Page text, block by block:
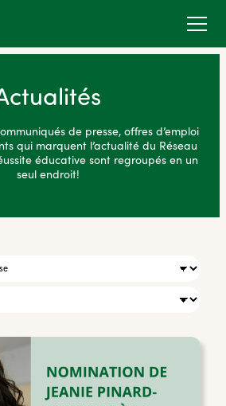
de presse, offres d’emploi
qui marquent l’actualité du Réseau
éducative sont regroupés en un
seul endroit!